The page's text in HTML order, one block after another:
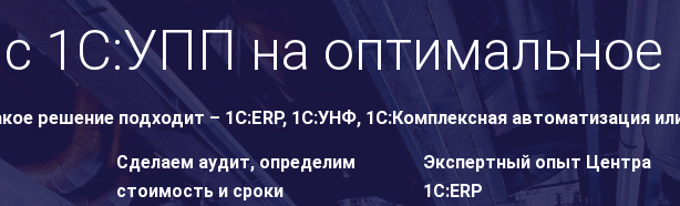
1С:УПП на
решение подходит – 1С:ERP, 1С:УНФ, 1С:Комплексная автоматизация
Сделаем аудит, определим
стоимость и сроки
Экспертный опыт Центра
1С:ERP